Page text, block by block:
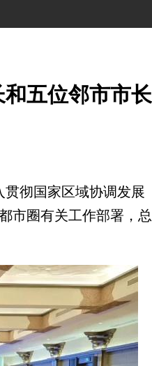
五位邻市市长
彻国家区域协调发展
市圈有关工作部署，总